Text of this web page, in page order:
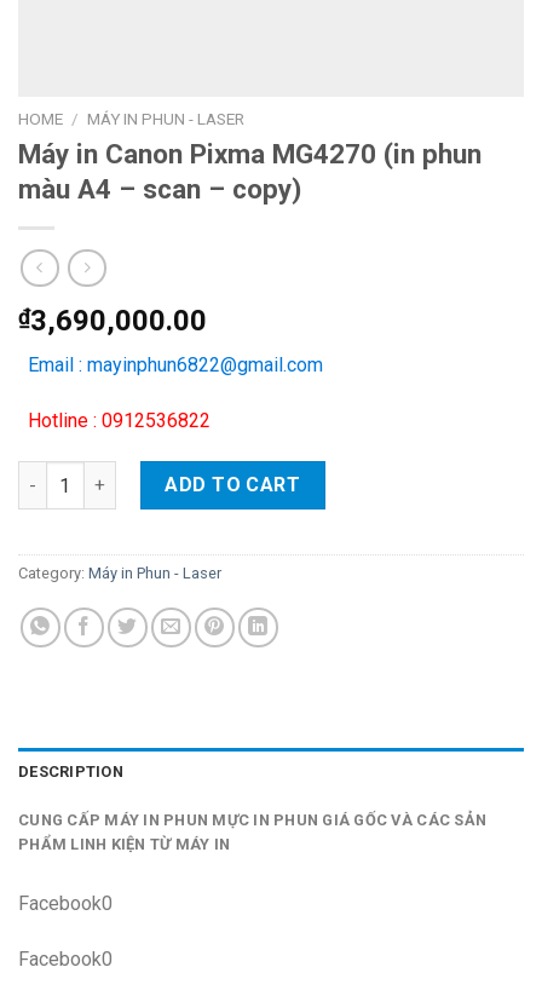
HOME / MÁY IN PHUN - LASER
Máy in Canon Pixma MG4270 (in phun
màu A4 – scan – copy)
₫3,690,000.00
Email : mayinphun6822@gmail.com
Hotline : 0912536822
Máy in Canon Pixma MG4270 (in phun màu A4 – scan – copy)
ADD TO CART
Category: Máy in Phun - Laser
DESCRIPTION
CUNG CẤP MÁY IN PHUN MỰC IN PHUN GIÁ GỐC VÀ CÁC SẢN
PHẨM LINH KIỆN TỪ MÁY IN
Facebook0
Facebook0